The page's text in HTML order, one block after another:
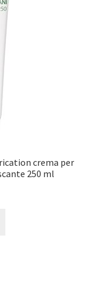
crema per
250 ml